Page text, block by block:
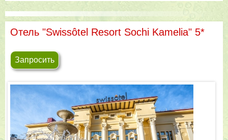
Отель "Swissôtel Resort Sochi Kamelia" 5*
Запросить